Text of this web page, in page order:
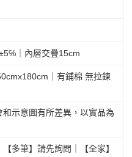
｜內層交疊15cm
｜有鋪棉 無拉鍊
和示意圖有所差異，以實品為
【多筆】請先詢問｜【全家】